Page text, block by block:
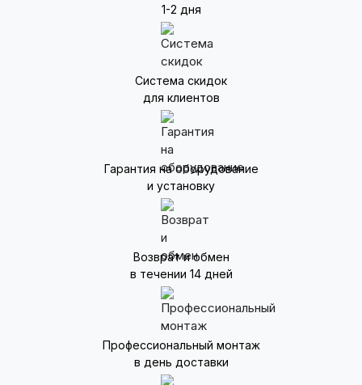
1-2 дня
Система скидок
для клиентов
Гарантия на оборудование
и установку
Возврат и обмен
в течении 14 дней
Профессиональный монтаж
в день доставки